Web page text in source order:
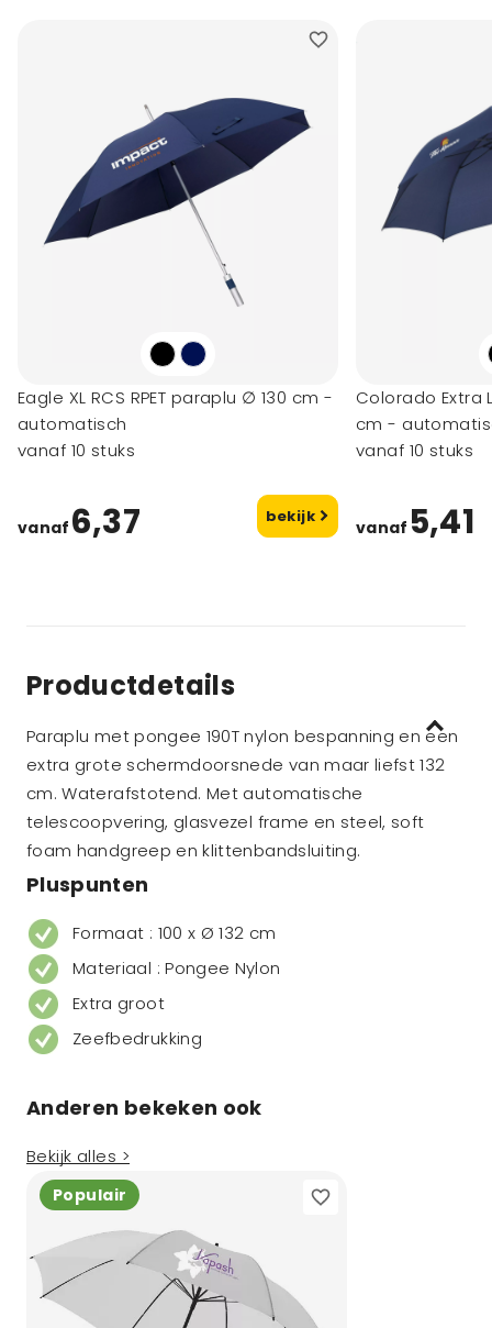
Eagle XL RCS RPET paraplu ∅ 130 cm -
automatisch
vanaf 10 stuks
vanaf 6,37 bekijk
Colorado Extra
cm -
vanaf 10 stuks
vanaf 5,41
Productdetails
Paraplu met pongee 190T nylon bespanning en een
extra grote schermdoorsnede van maar liefst 132
cm. Waterafstotend. Met automatische
telescoopvering, glasvezel frame en steel, soft
foam handgreep en klittenbandsluiting.
Pluspunten
Formaat : 100 x Ø 132 cm
Materiaal : Pongee Nylon
Extra groot
Zeefbedrukking
Anderen bekeken ook
Bekijk alles >
Populair